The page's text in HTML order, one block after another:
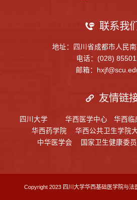
联系我们
地址：四川省成都市人民
电话：(028)
邮箱：
友情链
四川大学 华西医学中心 华西临
华西药学院
华西公共卫生学院
中华医学会
国家卫生健康委
Copyright 2023 四川大学华西基础医学院与法